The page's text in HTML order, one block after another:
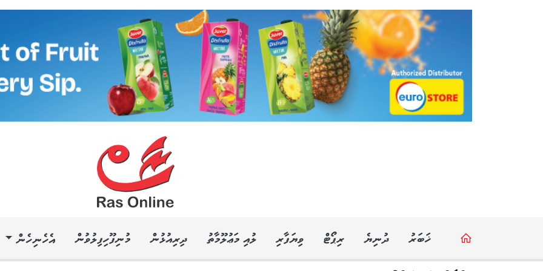
ޚަބަރު ދުނިޔެ ރިޕޯޓް ވިޔަފާރި ލުއި މަޢުލޫމާތު ދިރިއުޅުން މުނިފޫހިފިލުވުން އެހެނިހެން